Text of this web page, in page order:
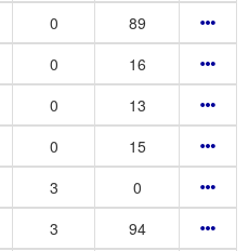
0
89
0
16
0
13
0
15
3
0
3
94